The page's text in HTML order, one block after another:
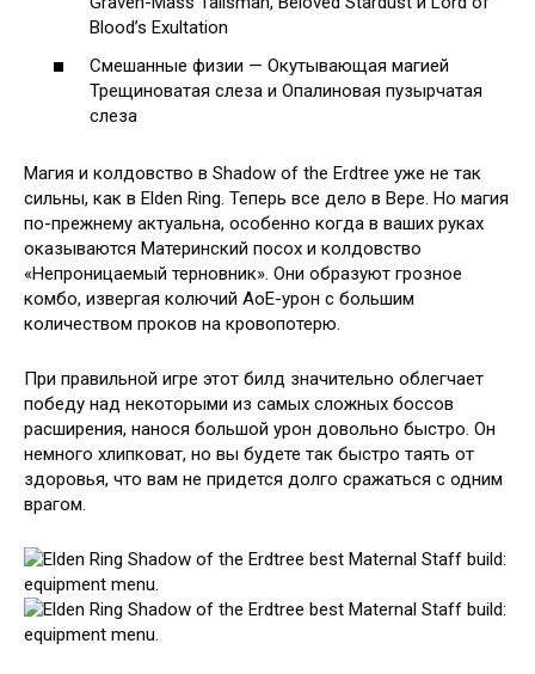
Blood’s Exultation
Смешанные физии — Окутывающая магией
Трещиноватая слеза и Опалиновая пузырчатая
слеза
Магия и колдовство в Shadow of the Erdtree уже не так
сильны, как в Elden Ring. Теперь все дело в Вере. Но магия
по-прежнему актуальна, особенно когда в ваших руках
оказываются Материнский посох и колдовство
«Непроницаемый терновник». Они образуют грозное
комбо, извергая колючий АоЕ-урон с большим
количеством проков на кровопотерю.
При правильной игре этот билд значительно облегчает
победу над некоторыми из самых сложных боссов
расширения, нанося большой урон довольно быстро. Он
немного хлипковат, но вы будете так быстро таять от
здоровья, что вам не придется долго сражаться с одним
врагом.